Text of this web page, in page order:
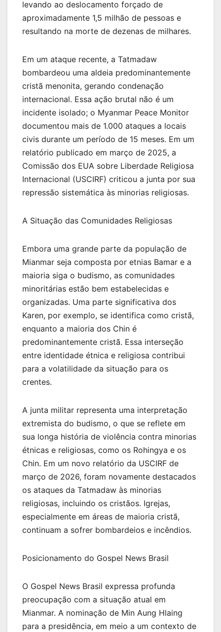
levando ao deslocamento forçado de
aproximadamente 1,5 milhão de pessoas e
resultando na morte de dezenas de milhares.
Em um ataque recente, a Tatmadaw
bombardeou uma aldeia predominantemente
cristã menonita, gerando condenação
internacional. Essa ação brutal não é um
incidente isolado; o Myanmar Peace Monitor
documentou mais de 1.000 ataques a locais
civis durante um período de 15 meses. Em um
relatório publicado em março de 2025, a
Comissão dos EUA sobre Liberdade Religiosa
Internacional (USCIRF) criticou a junta por sua
repressão sistemática às minorias religiosas.
A Situação das Comunidades Religiosas
Embora uma grande parte da população de
Mianmar seja composta por etnias Bamar e a
maioria siga o budismo, as comunidades
minoritárias estão bem estabelecidas e
organizadas. Uma parte significativa dos
Karen, por exemplo, se identifica como cristã,
enquanto a maioria dos Chin é
predominantemente cristã. Essa interseção
entre identidade étnica e religiosa contribui
para a volatilidade da situação para os
crentes.
A junta militar representa uma interpretação
extremista do budismo, o que se reflete em
sua longa história de violência contra minorias
étnicas e religiosas, como os Rohingya e os
Chin. Em um novo relatório da USCIRF de
março de 2026, foram novamente destacados
os ataques da Tatmadaw às minorias
religiosas, incluindo os cristãos. Igrejas,
especialmente em áreas de maioria cristã,
continuam a sofrer bombardeios e incêndios.
Posicionamento do Gospel News Brasil
O Gospel News Brasil expressa profunda
preocupação com a situação atual em
Mianmar. A nominação de Min Aung Hlaing
para a presidência, em meio a um contexto de